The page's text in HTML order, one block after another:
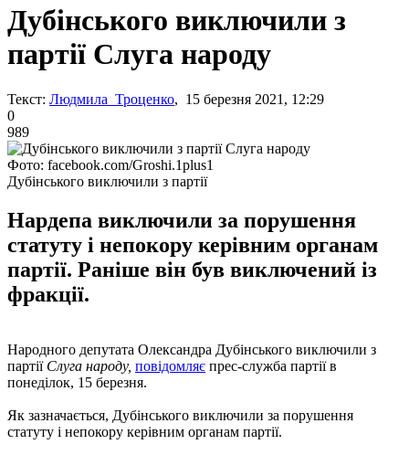
Дубінського виключили з
партії Слуга народу
Текст: Людмила Троценко, 15 березня 2021, 12:29
0
989
Фото: facebook.com/Groshi.1plus1
Дубінського виключили з партії
Нардепа виключили за порушення
статуту і непокору керівним органам
партії. Раніше він був виключений із
фракції.
Народного депутата Олександра Дубінського виключили з
партії Слуга народу, повідомляє прес-служба партії в
понеділок, 15 березня.
Як зазначається, Дубінського виключили за порушення
статуту і непокору керівним органам партії.